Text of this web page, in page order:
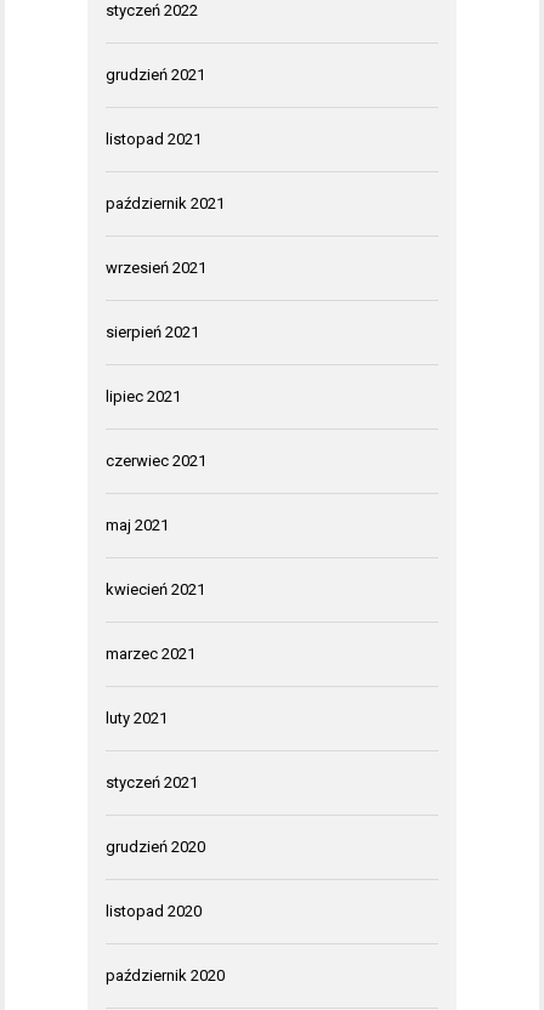
styczeń 2022
grudzień 2021
listopad 2021
październik 2021
wrzesień 2021
sierpień 2021
lipiec 2021
czerwiec 2021
maj 2021
kwiecień 2021
marzec 2021
luty 2021
styczeń 2021
grudzień 2020
listopad 2020
październik 2020